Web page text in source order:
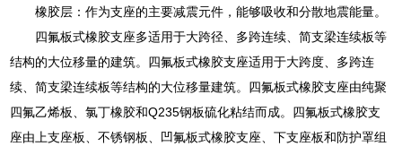
橡胶层：作为支座的主要减震元件，能够吸收和分散地震能量。
四氟板式橡胶支座多适用于大跨径、多跨连续、简支梁连续板等
结构的大位移量的建筑。四氟板式橡胶支座适用于大跨度、多跨连
续、简支梁连续板等结构的大位移量建筑。四氟板式橡胶支座由纯聚
四氟乙烯板、氯丁橡胶和Q235钢板硫化粘结而成。四氟板式橡胶支
座由上支座板、不锈钢板、凹氟板式橡胶支座、下支座板和防护罩组